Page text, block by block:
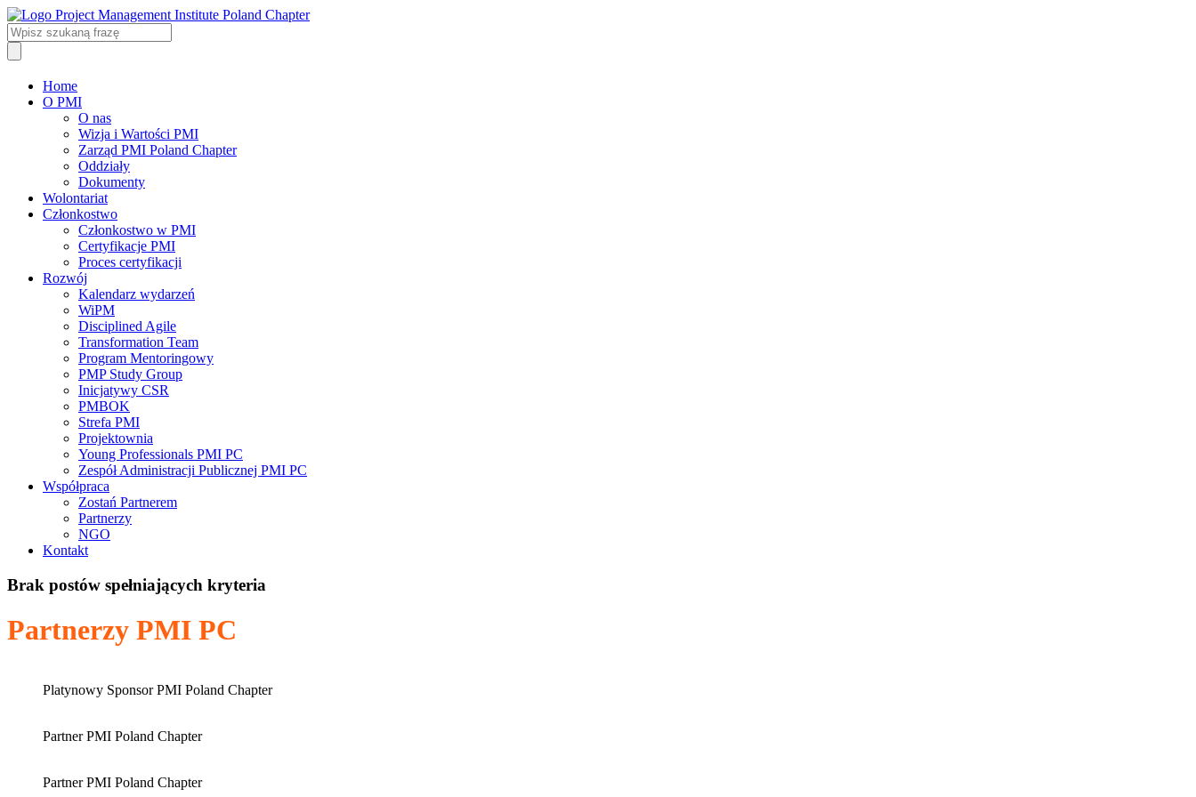
Home
O PMI
O nas
Wizja i Wartości PMI
Zarząd PMI Poland Chapter
Oddziały
Dokumenty
Wolontariat
Członkostwo
Członkostwo w PMI
Certyfikacje PMI
Proces certyfikacji
Rozwój
Kalendarz wydarzeń
WiPM
Disciplined Agile
Transformation Team
Program Mentoringowy
PMP Study Group
Inicjatywy CSR
PMBOK
Strefa PMI
Projektownia
Young Professionals PMI PC
Zespół Administracji Publicznej PMI PC
Współpraca
Zostań Partnerem
Partnerzy
NGO
Kontakt
Brak postów spełniających kryteria
Partnerzy PMI PC
Platynowy Sponsor PMI Poland Chapter
Partner PMI Poland Chapter
Partner PMI Poland Chapter